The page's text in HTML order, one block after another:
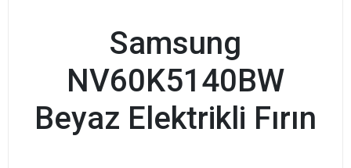
Samsung
NV60K5140BW
Beyaz Elektrikli Fırın